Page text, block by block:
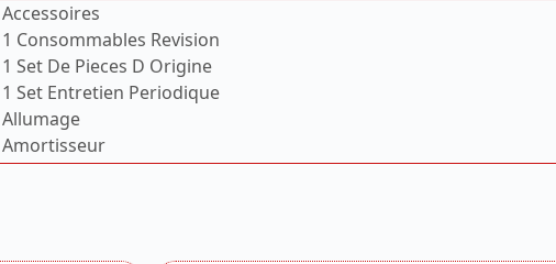
Accessoires
1 Consommables Revision
1 Set De Pieces D Origine
1 Set Entretien Periodique
Allumage
Amortisseur
Batterie